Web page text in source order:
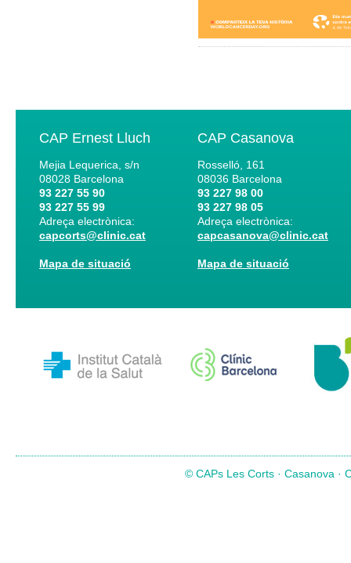
CAP Ernest Lluch
Mejia Lequerica, s/n
08028 Barcelona
93 227 55 90
93 227 55 99
Adreça electrònica:
capcorts@clinic.cat
Mapa de situació
CAP Casanova
Rosselló, 161
08036 Barcelona
93 227 98 00
93 227 98 05
Adreça electrònica:
capcasanova@clinic.cat
Mapa de situació
© CAPs Les Corts · Casanova ·